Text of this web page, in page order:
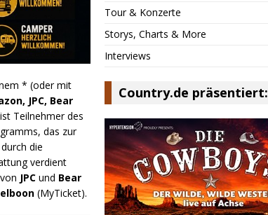
* (oder mit
JPC, Bear
ist Teilnehmer des
das zur
die
verdient
JPC und Bear
(MyTicket).
Tour & Konzerte
Storys, Charts & More
Interviews
Country.de präsentiert: